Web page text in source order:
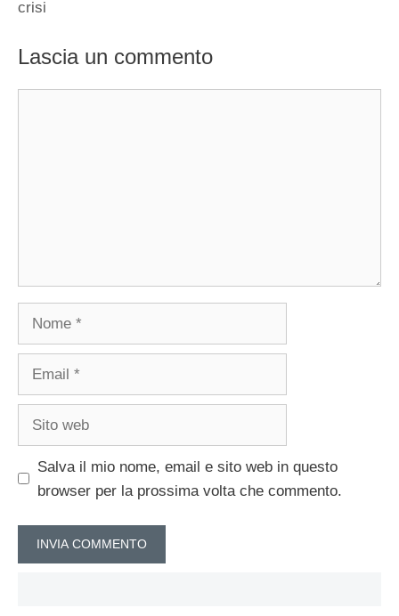
crisi
Lascia un commento
Nome
Email
Sito
Salva il mio nome, email e sito web in questo
browser per la prossima volta che commento.